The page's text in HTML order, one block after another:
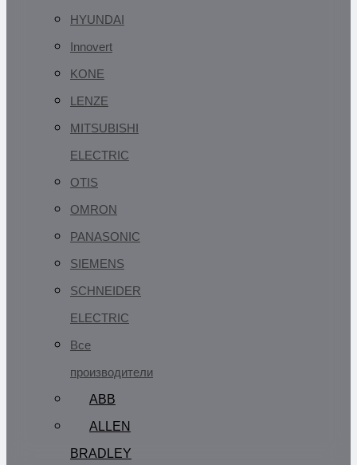
HYUNDAI
Innovert
KONE
LENZE
MITSUBISHI
ELECTRIC
OTIS
OMRON
PANASONIC
SIEMENS
SCHNEIDER
ELECTRIC
Все
производители
ABB
ALLEN
BRADLEY